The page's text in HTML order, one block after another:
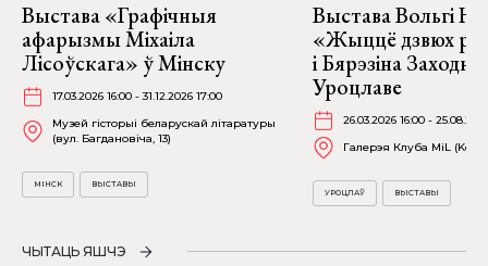
Выстава «Графічныя
афарызмы Міхаіла
Лісоўскага» ў Мінску
17.03.2026 16:00 - 31.12.2026 17:00
Музей гісторыі беларускай літаратуры
(вул. Багдановіча, 13)
МІНСК ВЫСТАВЫ
Выстава Вольгі
«Жыццё дзвюх
і Бярэзіна
Уроцлаве
26.03.2026 16:00 -
Галерэя Клуба MiL
УРОЦЛАЎ ВЫСТАВЫ
ЧЫТАЦЬ ЯШЧЭ